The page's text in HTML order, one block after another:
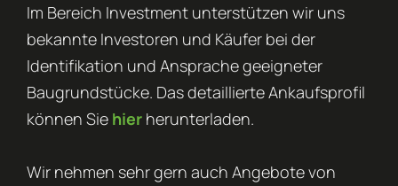
Im Bereich Investment unterstützen wir uns
bekannte Investoren und Käufer bei der
Identifikation und Ansprache geeigneter
Baugrundstücke. Das detaillierte Ankaufsprofil
können Sie hier herunterladen.
Wir nehmen sehr gern auch Angebote von